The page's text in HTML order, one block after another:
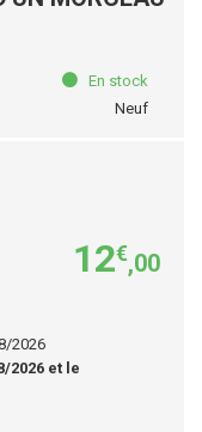
En stock
Neuf
12€,00
2026
2026 et le